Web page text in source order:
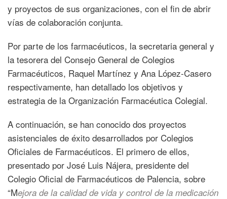
y proyectos de sus organizaciones, con el fin de abrir
vías de colaboración conjunta.
Por parte de los farmacéuticos, la secretaria general y
la tesorera del Consejo General de Colegios
Farmacéuticos, Raquel Martínez y Ana López-Casero
respectivamente, han detallado los objetivos y
estrategia de la Organización Farmacéutica Colegial.
A continuación, se han conocido dos proyectos
asistenciales de éxito desarrollados por Colegios
Oficiales de Farmacéuticos. El primero de ellos,
presentado por José Luis Nájera, presidente del
Colegio Oficial de Farmacéuticos de Palencia, sobre
“Mejora de la calidad de vida y control de la medicación